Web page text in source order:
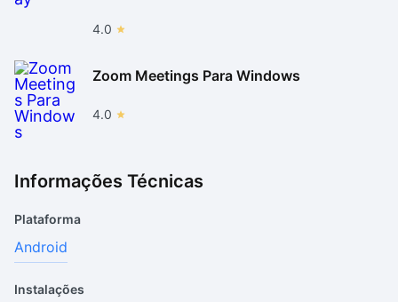
4.0
Zoom Meetings Para Windows
4.0
Informações Técnicas
Plataforma
Android
Instalações